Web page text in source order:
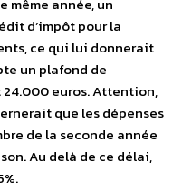
même année, un
d’impôt pour la
ce qui lui donnerait
un plafond de
24.000 euros. Attention,
que les dépenses
de la seconde année
Au delà de ce délai,